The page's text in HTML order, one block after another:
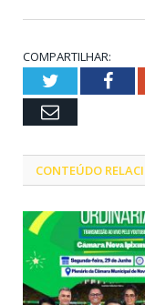
COMPARTILHAR:
Twitter
Email
CONTEÚDO